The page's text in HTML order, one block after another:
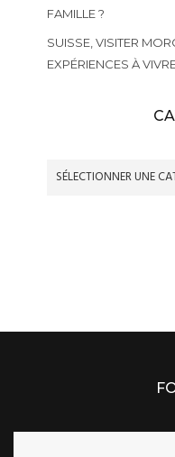
FAMILLE ?
SUISSE, VISITER
EXPÉRIENCES À